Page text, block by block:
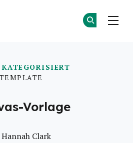
TEMPLATE
Vorlage
Hannah Clark